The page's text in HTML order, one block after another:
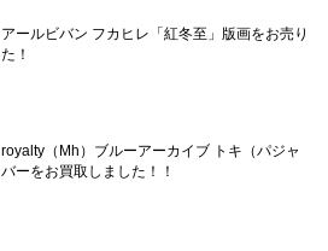
アールビバン フカヒレ「紅冬至」版画をお売り
！
royalty（Mh）ブルーアーカイブ トキ（パジャ
ーをお買取しました！！